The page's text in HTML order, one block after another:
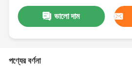
ভালো দাম
পণ্যের বর্ণনা